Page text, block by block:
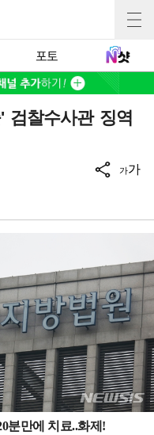
포토
검찰수사관 징역
가가